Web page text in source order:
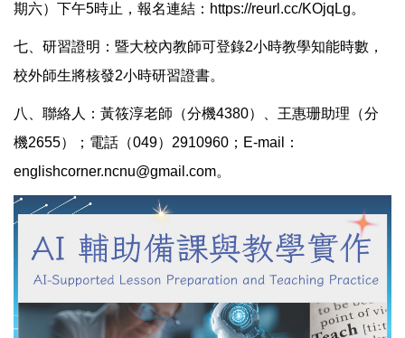
期六）下午5時止，報名連結： https://reurl.cc/KOjqLg。
七、研習證明：暨大校內教師可登錄2小時教學知能時數，
校外師生將核發2小時研習證書。
八、聯絡人：黃筱淳老師（分機4380）、王惠珊助理（分
機2655）；電話（049）2910960；E-mail：
englishcorner.ncnu@gmail.com。